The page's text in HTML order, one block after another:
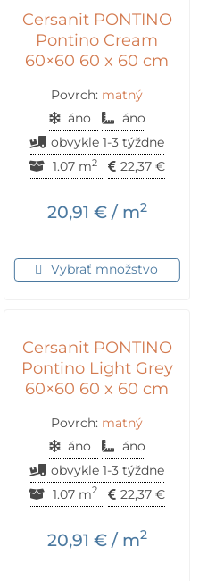
Cersanit PONTINO
Pontino Cream
60×60 60 x 60 cm
Povrch: matný
áno
áno
obvykle 1-3 týždne
1.07 m2 22,37 €
20,91 €/ m2
Vybrať množstvo
Cersanit PONTINO
Pontino Light Grey
60×60 60 x 60 cm
Povrch: matný
áno
áno
obvykle 1-3 týždne
1.07 m2 22,37 €
20,91 €/ m2